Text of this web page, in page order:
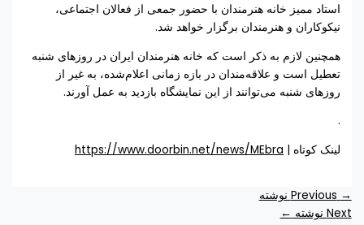
استاد ممیز خانه هنرمندان با حضور جمعی از فعالان اجتماعی،
نیکوکاران و هنرمندان برگزار خواهد شد.
همچنین لازم به ذکر است که خانه هنرمندان ایران در روزهای شنبه
تعطیل است و علاقه‌مندان در بازه زمانی اعلام‌شده، به غیر از
روزهای شنبه می‌توانند از این نمایشگاه بازدید به عمل آورند.
.
لینک کوتاه | https://www.doorbin.net/news/MEbra
→
Next نوشته
←